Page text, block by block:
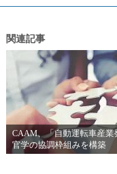
関連記事
CAAM、「自動運転車産
官学の協調枠組みを構築